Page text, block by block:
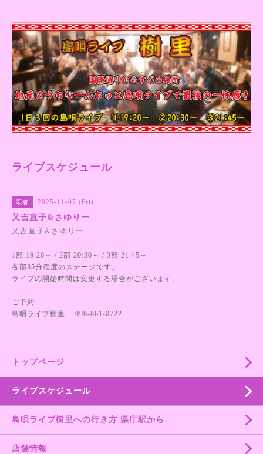
ライブスケジュール
唄者 2025-11-07 (Fri)
又吉直子&さゆりー
又吉直子&さゆりー
1部 19:20～ / 2部 20:30～ / 3部 21:45～
各部35分程度のステージです。
ライブの開始時間は変更する場合がございます。
ご予約
島唄ライブ樹里 098-861-0722
トップページ
ライブスケジュール
島唄ライブ樹里への行き方 県庁駅から
店舗情報